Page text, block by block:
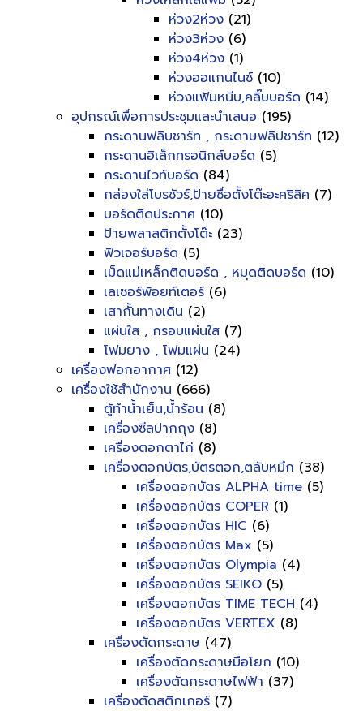
ห่วง2ห่วง (21)
ห่วง3ห่วง (6)
ห่วง4ห่วง (1)
ห่วงออแกนไนซ์ (10)
ห่วงแฟ้มหนีบ,คลิ๊บบอร์ด (14)
อุปกรณ์เพื่อการประชุมและนำเสนอ (195)
กระดานฟลิบชาร์ท , กระดาษฟลิปชาร์ท (12)
กระดานอิเล็กทรอนิกส์บอร์ด (5)
กระดานไวท์บอร์ด (84)
กล่องใส่โบรชัวร์,ป้ายชื่อตั้งโต๊ะอะคริลิค (7)
บอร์ดติดประกาศ (10)
ป้ายพลาสติกตั้งโต๊ะ (23)
ฟิวเจอร์บอร์ด (5)
เม็ดแม่เหล็กติดบอร์ด , หมุดติดบอร์ด (10)
เลเซอร์พ้อยท์เตอร์ (6)
เสากั้นทางเดิน (2)
แผ่นใส , กรอบแผ่นใส (7)
โฟมยาง , โฟมแผ่น (24)
เครื่องฟอกอากาศ (12)
เครื่องใช้สำนักงาน (666)
ตู้ทำน้ำเย็น,น้ำร้อน (8)
เครื่องซีลปากถุง (8)
เครื่องตอกตาไก่ (8)
เครื่องตอกบัตร,บัตรตอก,ตลับหมึก (38)
เครื่องตอกบัตร ALPHA time (5)
เครื่องตอกบัตร COPER (1)
เครื่องตอกบัตร HIC (6)
เครื่องตอกบัตร Max (5)
เครื่องตอกบัตร Olympia (4)
เครื่องตอกบัตร SEIKO (5)
เครื่องตอกบัตร TIME TECH (4)
เครื่องตอกบัตร VERTEX (8)
เครื่องตัดกระดาษ (47)
เครื่องตัดกระดาษมือโยก (10)
เครื่องตัดกระดาษไฟฟ้า (37)
เครื่องตัดสติกเกอร์ (7)